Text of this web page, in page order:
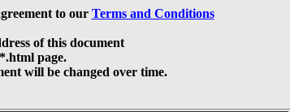
to our Terms and Conditions
of this document
page.
will be changed over time.